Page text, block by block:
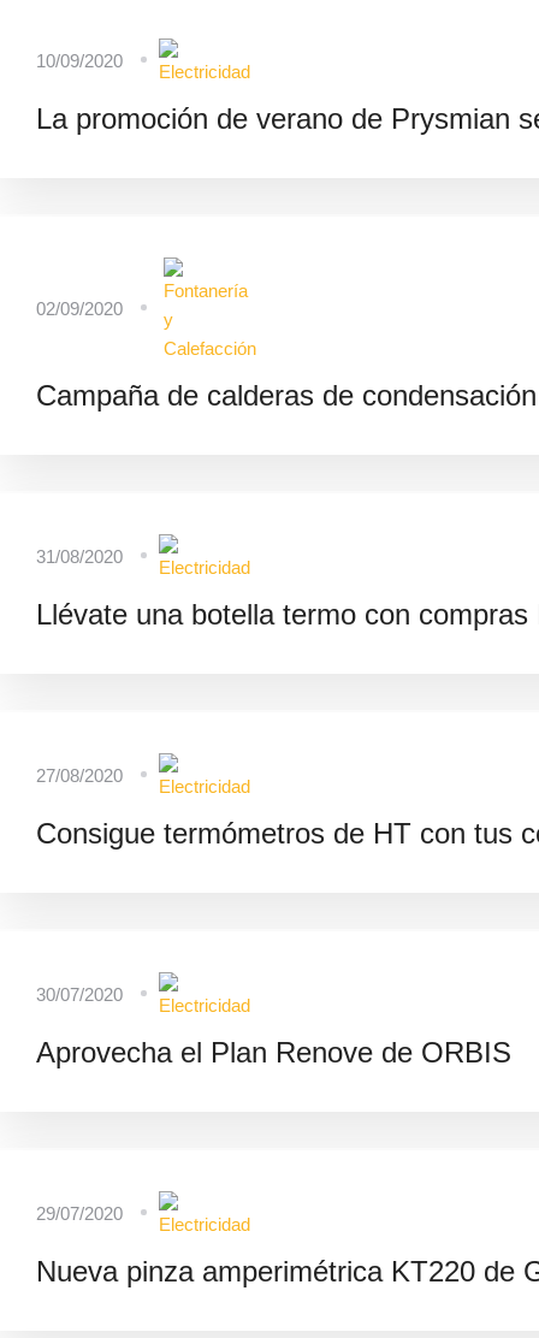
10/09/2020
La promoción de verano de Prysmian
02/09/2020
Campaña de calderas de
31/08/2020
Llévate una botella termo con compras
27/08/2020
Consigue termómetros de HT con tus
30/07/2020
Aprovecha el Plan Renove de ORBIS
29/07/2020
Nueva pinza amperimétrica KT220 de